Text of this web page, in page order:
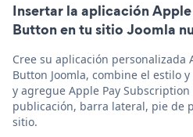
Insertar la aplicación
Button en tu sitio Joomla
Cree su aplicación personalizada
Button Joomla, combine el estilo
y agregue Apple Pay
publicación, barra lateral, pie de
sitio.